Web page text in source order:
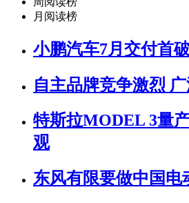
月阅读榜
小鹏汽车7月交付首
自主品牌竞争激烈
特斯拉MODEL 3量
观
东风有限要做中国电